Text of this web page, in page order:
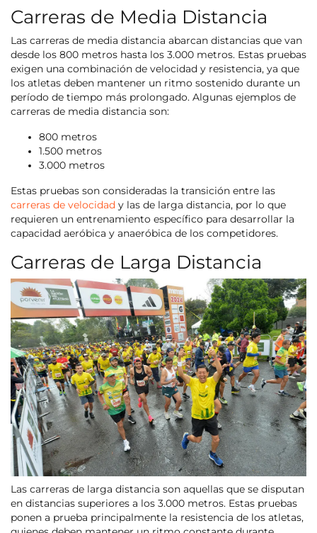
Carreras de Media Distancia
Las carreras de media distancia abarcan distancias que van
desde los 800 metros hasta los 3.000 metros. Estas pruebas
exigen una combinación de velocidad y resistencia, ya que
los atletas deben mantener un ritmo sostenido durante un
período de tiempo más prolongado. Algunas ejemplos de
carreras de media distancia son:
800 metros
1.500 metros
3.000 metros
Estas pruebas son consideradas la transición entre las
carreras de velocidad y las de larga distancia, por lo que
requieren un entrenamiento específico para desarrollar la
capacidad aeróbica y anaeróbica de los competidores.
Carreras de Larga Distancia
Las carreras de larga distancia son aquellas que se disputan
en distancias superiores a los 3.000 metros. Estas pruebas
ponen a prueba principalmente la resistencia de los atletas,